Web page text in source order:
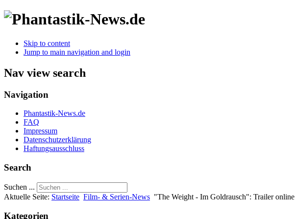
Skip to content
Jump to main navigation and login
Nav view search
Navigation
Phantastik-News.de
FAQ
Impressum
Datenschutzerklärung
Haftungsausschluss
Search
Suchen ...
Aktuelle Seite: Startseite Film- & Serien-News "The Weight - Im Goldrausch": Trailer online
Kategorien